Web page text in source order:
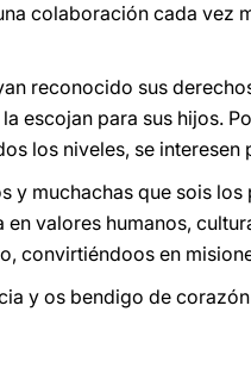
colaboración cada vez
reconocido sus
escojan para sus hijos.
los niveles, se
y muchachas que sois
valores humanos,
convirtiéndoos en
y os bendigo de